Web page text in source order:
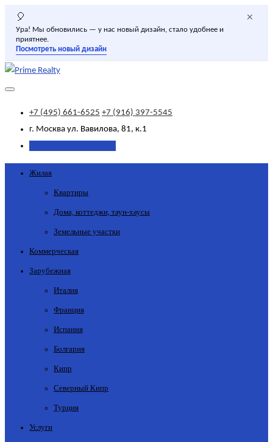
🎈
Ура! Мы обновились — у нас новый дизайн, стало удобнее и
приятнее.
Посмотреть новый дизайн
×
+7 (495) 661-6525 +7 (916) 397-5545
г. Москва ул. Вавилова, 81, к.1
Жилая
Квартиры
Дома, коттеджи, таун-хаусы
Земельные участки
Коммерческая
Зарубежная
Италия
Франция
Испания
Болгария
Кипр
Северный Кипр
Турция
Услуги